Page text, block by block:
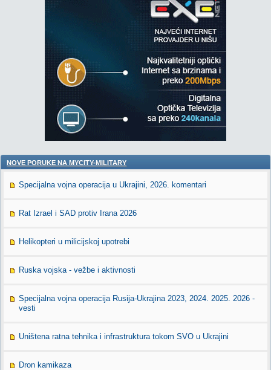
NOVE PORUKE NA MYCITY-MILITARY
Specijalna vojna operacija u Ukrajini, 2026. komentari
Rat Izrael i SAD protiv Irana 2026
Helikopteri u milicijskoj upotrebi
Ruska vojska - vežbe i aktivnosti
Specijalna vojna operacija Rusija-Ukrajina 2023, 2024. 2025. 2026 -
vesti
Uništena ratna tehnika i infrastruktura tokom SVO u Ukrajini
Dron kamikaza